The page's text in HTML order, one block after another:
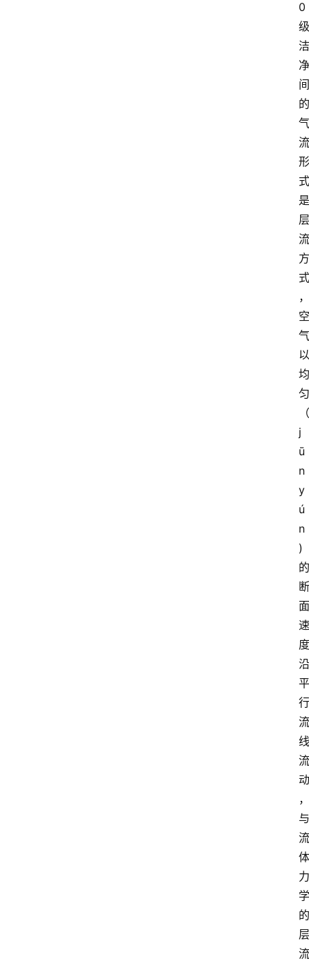
0
级
洁
净
间
的
气
流
形
式
是
层
流
方
式
，
空
气
以
均
匀
（
j
ū
n
y
ú
n
)
的
断
面
速
度
沿
平
行
流
线
流
动
，
与
流
体
力
学
的
层
流